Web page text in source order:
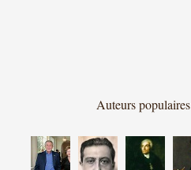
Auteurs populaires